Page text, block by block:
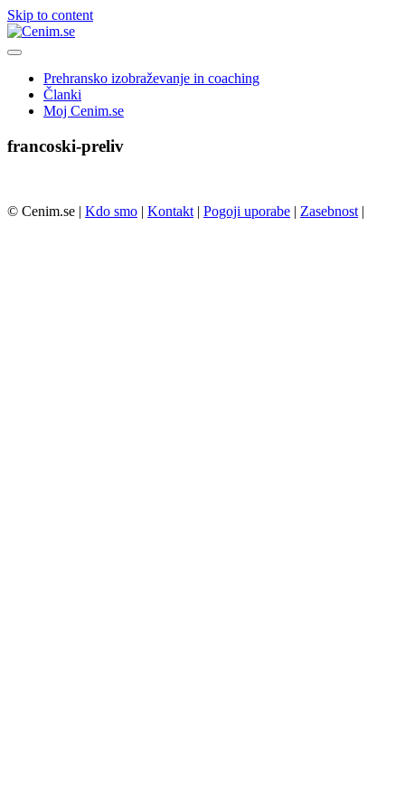
Skip to content
Prehransko izobraževanje in coaching
Članki
Moj Cenim.se
francoski-preliv
© Cenim.se | Kdo smo | Kontakt| Pogoji uporabe | Zasebnost|